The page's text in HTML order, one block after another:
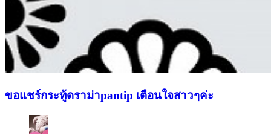
ขอแชร์กระทู้ดราม่าpantip เตือนใจสาวๆค่ะ